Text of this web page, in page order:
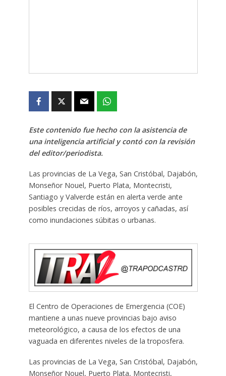
Este contenido fue hecho con la asistencia de
una inteligencia artificial y contó con la revisión
del editor/periodista.
Las provincias de La Vega, San Cristóbal, Dajabón,
Monseñor Nouel, Puerto Plata, Montecristi,
Santiago y Valverde están en alerta verde ante
posibles crecidas de ríos, arroyos y cañadas, así
como inundaciones súbitas o urbanas.
El Centro de Operaciones de Emergencia (COE)
mantiene a unas nueve provincias bajo aviso
meteorológico, a causa de los efectos de una
vaguada en diferentes niveles de la troposfera.
Las provincias de La Vega, San Cristóbal, Dajabón,
Monseñor Nouel, Puerto Plata, Montecristi,